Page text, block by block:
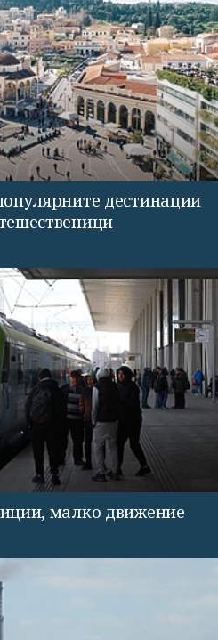
дестинации
малко движение